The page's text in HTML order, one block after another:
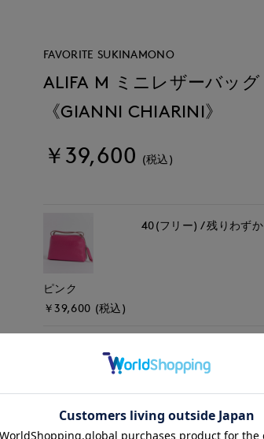
FAVORITE SUKINAMONO
ALIFA M ミニレザーバッグ
《GIANNI CHIARINI》
￥39,600 (税込)
ピンク
￥39,600 (税込)
40(フリー) 残りわずか